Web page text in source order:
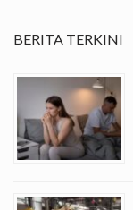
BERITA TERKINI